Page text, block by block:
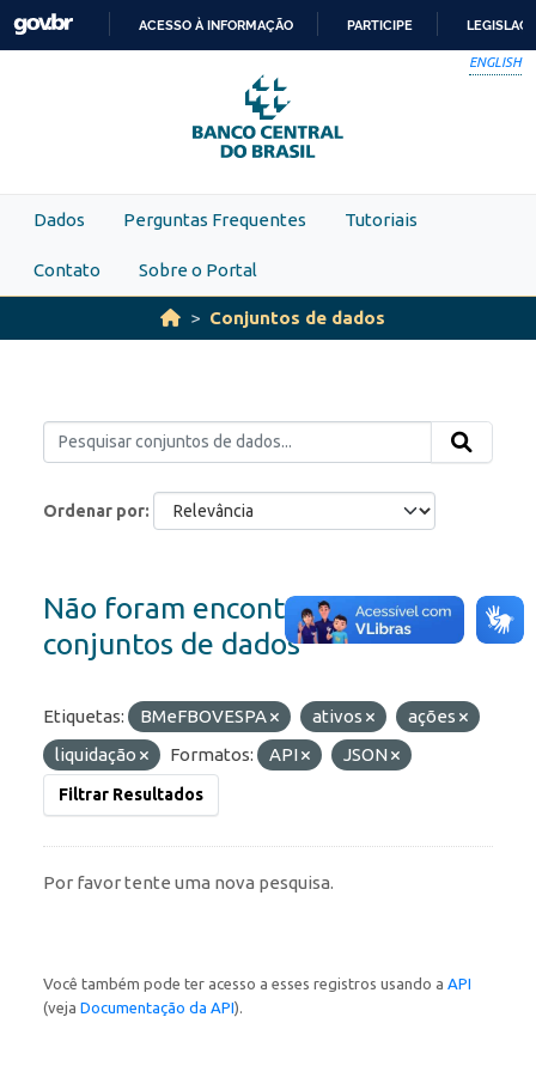
Skip to main content
PARA
O
CONTEÚDO
ACESSO À INFORMAÇÃO PARTICIPE
ENGLISH
Dados Perguntas Frequentes Tutoriais
Contato Sobre o Portal
Conjuntos de dados
Ordenar por
Não foram encontrados
conjuntos de dados
Etiquetas: BMeFBOVESPA ativos
ações
liquidação
Formatos: API JSON
Filtrar Resultados
Por favor tente uma nova pesquisa.
Você também pode ter acesso a esses registros usando a API
(veja Documentação da API).